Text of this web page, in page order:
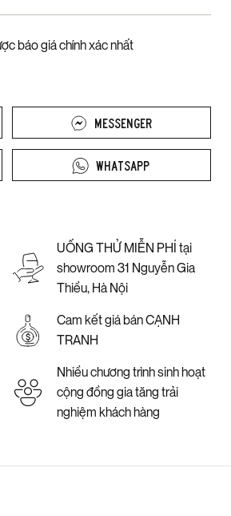
báo giá chính xác nhất
Messenger
Whatsapp
UỐNG THỬ MIỄN PHÍ tại
showroom 31 Nguyễn Gia
Thiều, Hà Nội
Cam kết giá bán CẠNH
TRANH
Nhiều chương trình sinh hoạt
cộng đồng gia tăng trải
nghiệm khách hàng